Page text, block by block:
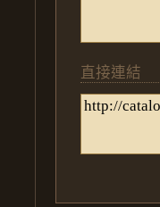
直接連結